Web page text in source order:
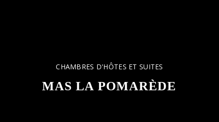
CHAMBRES D'HÔTES ET SUITES
MAS LA POMARÈDE